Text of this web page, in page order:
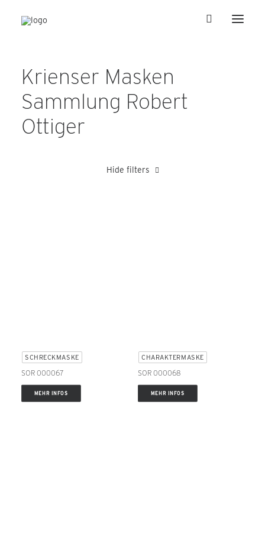
Krienser Masken
Sammlung Robert
Ottiger
Hide filters
SCHRECKMASKE
SOR 000067
MEHR INFOS
CHARAKTERMASKE
SOR 000068
MEHR INFOS